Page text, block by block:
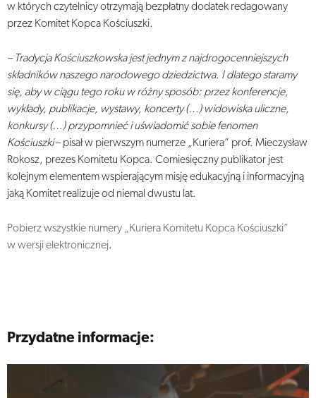
w których czytelnicy otrzymają bezpłatny dodatek redagowany
przez Komitet Kopca Kościuszki.
– Tradycja Kościuszkowska jest jednym z najdrogocenniejszych
składników naszego narodowego dziedzictwa. I dlatego staramy
się, aby w ciągu tego roku w różny sposób: przez konferencje,
wykłady, publikacje, wystawy, koncerty (…) widowiska uliczne,
konkursy (…) przypomnieć i uświadomić sobie fenomen
Kościuszki– pisał w pierwszym numerze „Kuriera” prof. Mieczysław
Rokosz, prezes Komitetu Kopca. Comiesięczny publikator jest
kolejnym elementem wspierającym misję edukacyjną i informacyjną
jaką Komitet realizuje od niemal dwustu lat.
Pobierz wszystkie numery „Kuriera Komitetu Kopca Kościuszki”
w wersji elektronicznej.
Przydatne informacje: